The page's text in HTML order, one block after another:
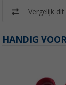
Vergelijk dit
HANDIG